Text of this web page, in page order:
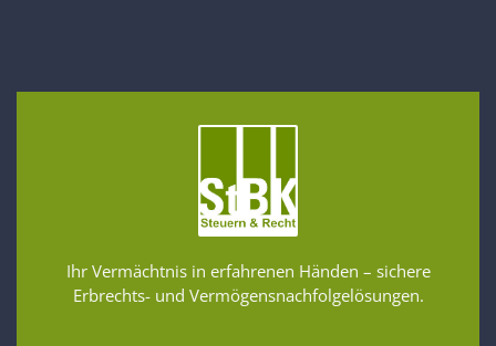
Ihr Vermächtnis in erfahrenen Händen – sichere
Erbrechts- und Vermögensnachfolgelösungen.